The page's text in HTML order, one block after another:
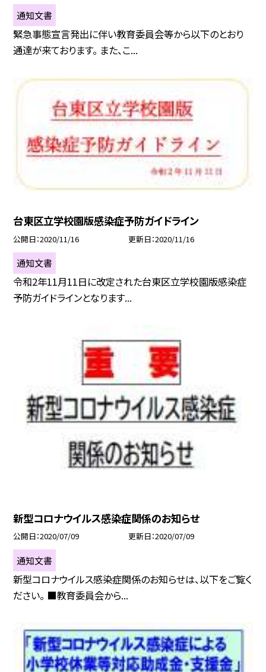
通知文書
緊急事態宣言発出に伴い教育委員会等から以下のとおり
通達が来ております。 また、こ...
台東区立学校園版感染症予防ガイドライン
公開日 2020/11/16 更新日 2020/11/16
通知文書
令和2年11月11日に改定された台東区立学校園版感染症
予防ガイドラインとなります...
新型コロナウイルス感染症関係のお知らせ
公開日 2020/07/09 更新日 2020/07/09
通知文書
新型コロナウイルス感染症関係のお知らせは、以下をご覧く
ださい。 ■教育委員会から...